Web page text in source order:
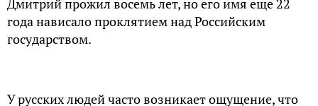
года нависало проклятием над Российским
государством.
У русских людей часто возникает ощущение, что